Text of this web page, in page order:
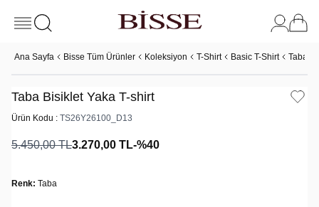
Ana Sayfa Bisse Tüm Ürünler Koleksiyon T-Shirt Basic T-Shirt Taba
Taba Bisiklet Yaka T-shirt
Ürün Kodu : TS26Y26100_D13
5.450,00TL3.270,00 TL-%40
Renk: Taba